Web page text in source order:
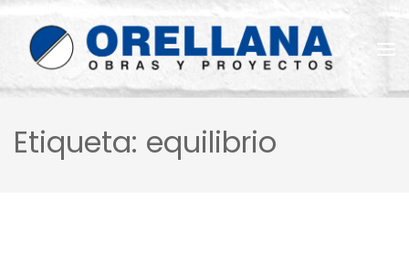
Saltar
contenido
(presiona
la
Intro)
Reformas Orellana
Etiqueta: equilibrio